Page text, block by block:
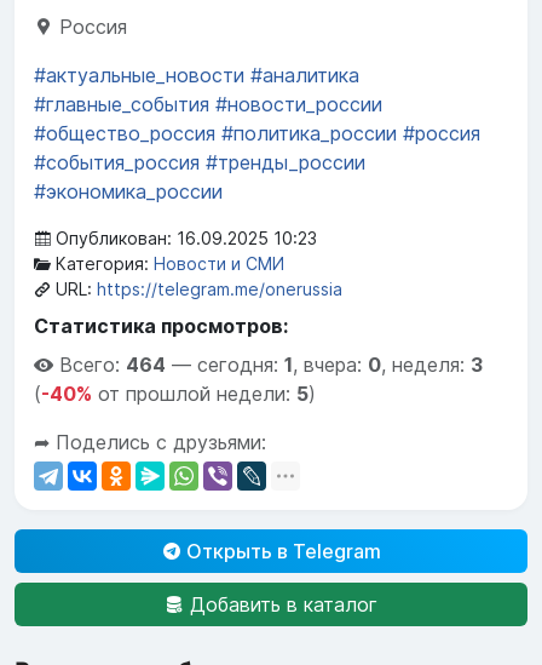
Россия
#актуальные_новости #аналитика
#главные_события #новости_россии
#общество_россия #политика_россии #россия
#события_россия #тренды_россии
#экономика_россии
Опубликован: 16.09.2025 10:23
Категория: Новости и СМИ
URL: https://telegram.me/onerussia
Статистика просмотров:
Всего: 464 — сегодня: 1, вчера: 0, неделя: 3
(-40% от прошлой недели: 5)
➦ Поделись с друзьями:
Открыть в Telegram
Добавить в каталог